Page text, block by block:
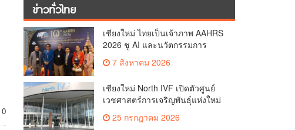
0
ข่าวทั่วไทย
เชียงใหม่ ไทยเป็นเจ้าภาพ AAHRS
2026 ชู AI และนวัตกรรมการ
แพทย์ ผลักดัน Medical Hub และ
ศูนย์กลางปลูกผมแห่งเอเชีย(คลิป)
7 สิงหาคม 2026
เชียงใหม่ North IVF เปิดตัวศูนย์
เวชศาสตร์การเจริญพันธุ์แห่งใหม่
ยกระดับเชียงใหม่สู่ ศูนย์กลางการ
รักษาผู้มีบุตรยากของภูมิภาค(คลิป)
25 กรกฎาคม 2026